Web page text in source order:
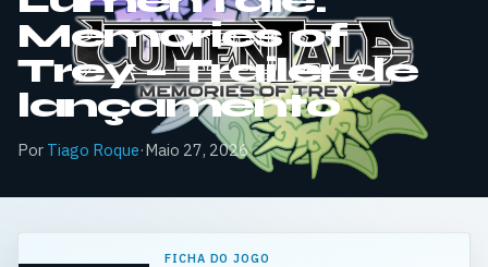
Memories of
Trey – Trailer de
lançamento
Por Tiago Roque·Maio 27, 2026
FICHA DO JOGO